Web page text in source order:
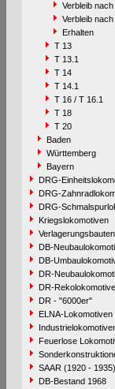
Verbleib nach
Verbleib nach
Erhalten
T 13
T 13.1
T 14
T 14.1
T 16 / T 16.1
T 18
T 20
Baden
Württemberg
Bayern
DRG-
DRG-
DRG-
Kriegslokomotiven
Verlagerungsbauten
DB-
DB-
DR-
DR-
DR - "6000er"
ELNA-Lokomotiven
Feuerlose
SAAR (1920 - 1935)
DB-Bestand 1968